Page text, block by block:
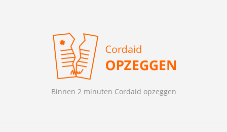
Binnen 2 minuten Cordaid opzeggen